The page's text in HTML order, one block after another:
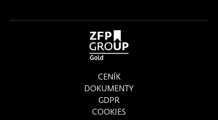
CENÍK
DOKUMENTY
GDPR
COOKIES